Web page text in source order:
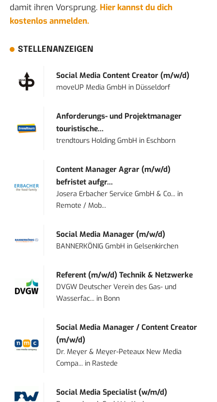
damit ihren Vorsprung. Hier kannst du dich
kostenlos anmelden.
STELLENANZEIGEN
Social Media Content Creator (m/w/d)
moveUP Media GmbH in Düsseldorf
Anforderungs- und Projektmanager
touristische...
trendtours Holding GmbH in Eschborn
Content Manager Agrar (m/w/d)
befristet aufgr...
Josera Erbacher Service GmbH & Co... in
Remote / Mob...
Social Media Manager (m/w/d)
BANNERKÖNIG GmbH inGelsenkirchen
Referent (m/w/d) Technik & Netzwerke
DVGW Deutscher Verein des Gas- und
Wasserfac... in Bonn
Social Media Manager / Content Creator
(m/w/d)
Dr. Meyer & Meyer-Peteaux New Media
Compa... in Rastede
Social Media Specialist (w/m/d)